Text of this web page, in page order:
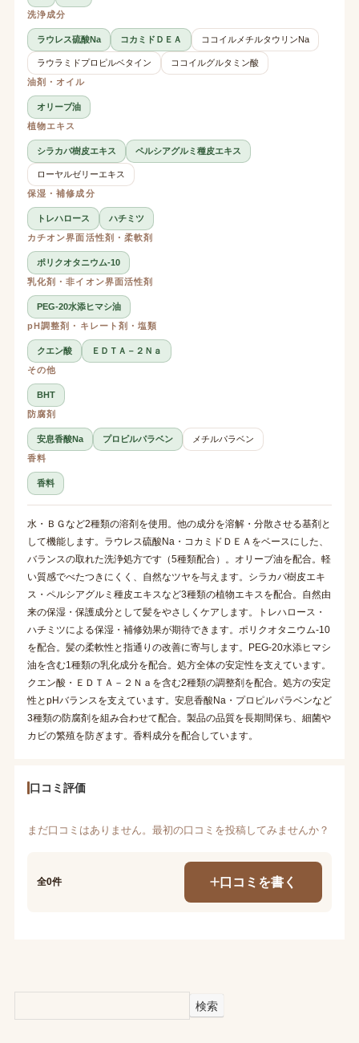
洗浄成分
ラウレス硫酸Na コカミドＤＥＡ ココイルメチルタウリンNa
ラウラミドプロピルベタイン
ココイルグルタミン酸
油剤・オイル
オリーブ油
植物エキス
シラカバ樹皮エキス ペルシアグルミ種皮エキス
ローヤルゼリーエキス
保湿・補修成分
トレハロース
ハチミツ
カチオン界面活性剤・柔軟剤
ポリクオタニウム-10
乳化剤・非イオン界面活性剤
PEG-20水添ヒマシ油
pH調整剤・キレート剤・塩類
クエン酸
ＥＤＴＡ－２Ｎａ
その他
BHT
防腐剤
安息香酸Na プロピルパラベン
メチルパラベン
香料
香料
水・ＢＧなど2種類の溶剤を使用。他の成分を溶解・分散させる基剤と
して機能します。ラウレス硫酸Na・コカミドＤＥＡをベースにした、
バランスの取れた洗浄処方です（5種類配合）。オリーブ油を配合。軽
い質感でべたつきにくく、自然なツヤを与えます。シラカバ樹皮エキ
ス・ペルシアグルミ種皮エキスなど3種類の植物エキスを配合。自然由
来の保湿・保護成分として髪をやさしくケアします。トレハロース・
ハチミツによる保湿・補修効果が期待できます。ポリクオタニウム-10
を配合。髪の柔軟性と指通りの改善に寄与します。PEG-20水添ヒマシ
油を含む1種類の乳化成分を配合。処方全体の安定性を支えています。
クエン酸・ＥＤＴＡ－２Ｎａを含む2種類の調整剤を配合。処方の安定
性とpHバランスを支えています。安息香酸Na・プロピルパラベンなど
3種類の防腐剤を組み合わせて配合。製品の品質を長期間保ち、細菌や
カビの繁殖を防ぎます。香料成分を配合しています。
口コミ評価
まだ口コミはありません。最初の口コミを投稿してみませんか？
全0件 口コミを書く
検索